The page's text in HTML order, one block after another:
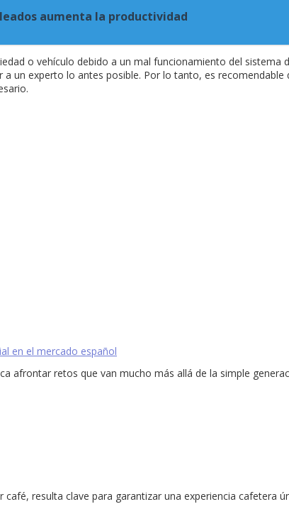
aumenta la productividad
o vehículo debido a un mal funcionamiento del
un experto lo antes posible. Por lo tanto, es
en el mercado español
afrontar retos que van mucho más allá de la simple
resulta clave para garantizar una experiencia cafetera